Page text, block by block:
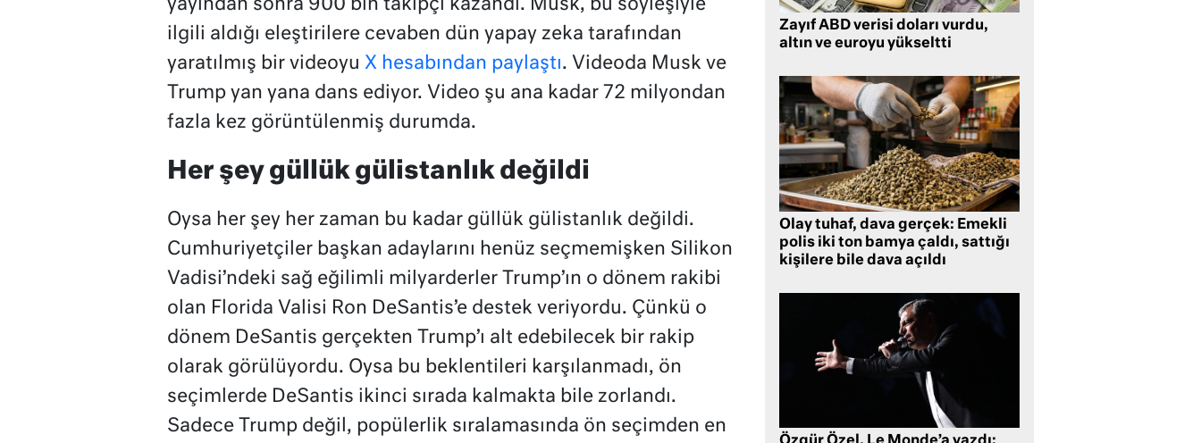
yayından sonra 900 bin takipçi kazandı. Musk, bu söyleşiyle
ilgili aldığı eleştirilere cevaben dün yapay zeka tarafından
yaratılmış bir videoyu X hesabından paylaştı. Videoda Musk ve
Trump yan yana dans ediyor. Video şu ana kadar 72 milyondan
fazla kez görüntülenmiş durumda.
Her şey güllük gülistanlık değildi
Oysa her şey her zaman bu kadar güllük gülistanlık değildi.
Cumhuriyetçiler başkan adaylarını henüz seçmemişken Silikon
Vadisi’ndeki sağ eğilimli milyarderler Trump’ın o dönem rakibi
olan Florida Valisi Ron DeSantis’e destek veriyordu. Çünkü o
dönem DeSantis gerçekten Trump’ı alt edebilecek bir rakip
olarak görülüyordu. Oysa bu beklentileri karşılanmadı, ön
seçimlerde DeSantis ikinci sırada kalmakta bile zorlandı.
Sadece Trump değil, popülerlik sıralamasında ön seçimden en
Zayıf ABD verisi doları vurdu,
altın ve euroyu yükseltti
Olay tuhaf, dava gerçek: Emekli
polis iki ton bamya çaldı, sattığı
kişilere bile dava açıldı